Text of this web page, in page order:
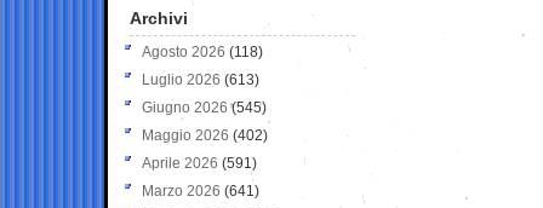
Archivi
Agosto 2026 (118)
Luglio 2026 (613)
Giugno 2026 (545)
Maggio 2026 (402)
Aprile 2026 (591)
Marzo 2026 (641)